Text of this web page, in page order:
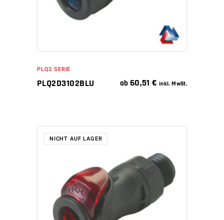
PLQ2 SERIE
PLQ2D3102BLU ab 60,51€ inkl. MwSt.
NICHT AUF LAGER
WEITERLESEN